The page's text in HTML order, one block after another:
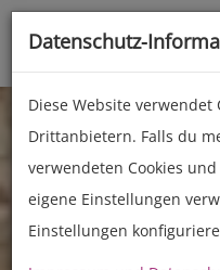
Datenschutz-
Diese Website verwendet
Drittanbietern. Falls du
verwendeten Cookies
eigene Einstellungen
Einstellungen